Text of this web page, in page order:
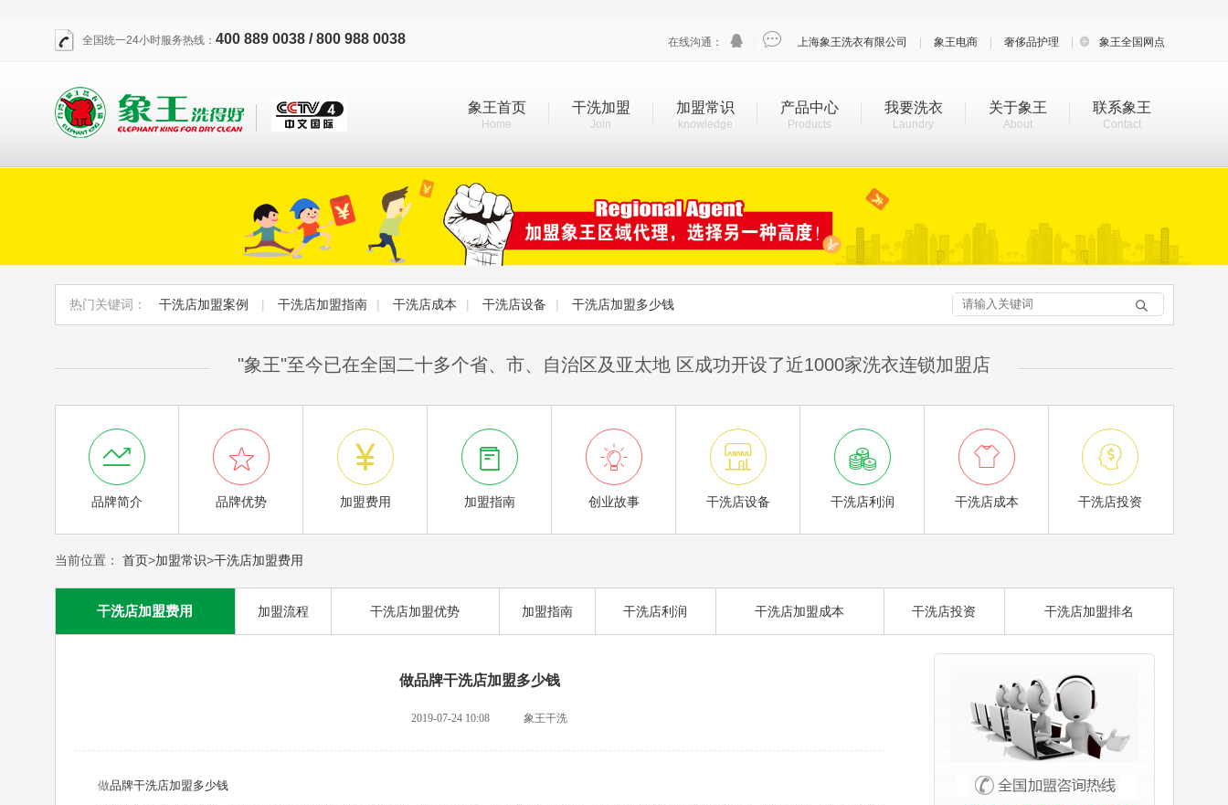
全国统一24小时服务热线： 400 889 0038 / 800 988 0038 在线沟通：   上海象王洗衣有限公司 象王电商 奢侈品护理  象王全国网点
象王首页
Home
干洗加盟
Join
加盟常识
knowledge
产品中心
Products
我要洗衣
Laundry
关于象王
About
联系象王
Contact
热门关键词： 干洗店加盟案例 | 干洗店加盟指南 | 干洗店成本 | 干洗店设备 | 干洗店加盟多少钱 
"象王"至今已在全国二十多个省、市、自治区及亚太地 区成功开设了近1000家洗衣连锁加盟店

品牌简介

品牌优势

加盟费用

加盟指南

创业故事

干洗店设备

干洗店利润

干洗店成本

干洗店投资
当前位置： 首页>加盟常识>干洗店加盟费用
干洗店加盟费用 加盟流程 干洗店加盟优势 加盟指南 干洗店利润 干洗店加盟成本 干洗店投资 干洗店加盟排名
做品牌干洗店加盟多少钱
2019-07-24 10:08 象王干洗
做品牌干洗店加盟多少钱